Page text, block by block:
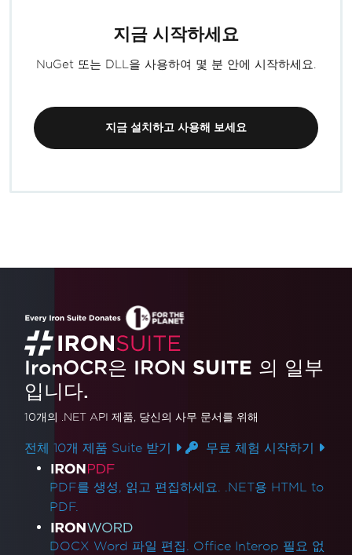
지금 시작하세요
NuGet 또는 DLL을 사용하여 몇 분 안에 시작하세요.
지금 설치하고 사용해 보세요
IronOCR은 IRON SUITE 의 일부
입니다.
10개의 .NET API 제품, 당신의 사무 문서를 위해
전체 10개 제품 Suite 받기 무료 체험 시작하기
제품 링크
PDF를 생성, 읽고 편집하세요. .NET용 HTML to
PDF.
DOCX Word 파일 편집. Office Interop 필요 없